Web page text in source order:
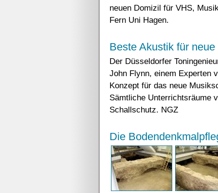
neuen Domizil für VHS,
Fern Uni Hagen.
Beste Akustik für
Der Düsseldorfer
John Flynn, einem Experten
Konzept für das neue
Sämtliche Unterrichtsräume
Schallschutz. NGZ
Die